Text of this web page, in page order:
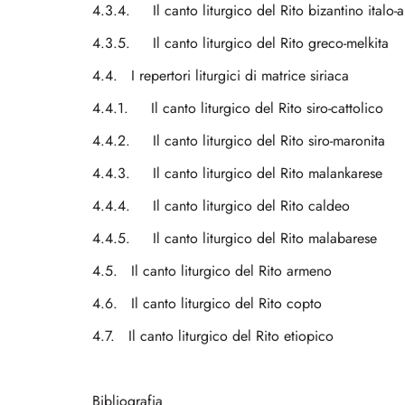
4.3.4. Il canto liturgico del Rito bizantino italo-
4.3.5. Il canto liturgico del Rito greco-melkita
4.4. I repertori liturgici di matrice siriaca
4.4.1. Il canto liturgico del Rito siro-cattolico
4.4.2. Il canto liturgico del Rito siro-maronita
4.4.3. Il canto liturgico del Rito malankarese
4.4.4. Il canto liturgico del Rito caldeo
4.4.5. Il canto liturgico del Rito malabarese
4.5. Il canto liturgico del Rito armeno
4.6. Il canto liturgico del Rito copto
4.7. Il canto liturgico del Rito etiopico
Bibliografia